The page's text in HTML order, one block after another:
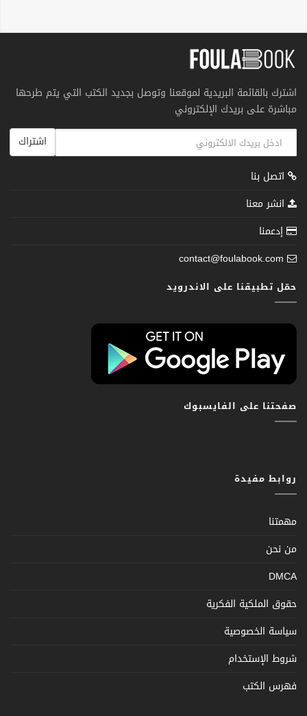
اشترك بالقائمة البريدية لموقعنا وتوصل بجديد الكتب التي يتم طرحها
مباشرة على بريدك الإلكتروني
اشتراك
اتصل بنا
انشر معنا
إدعمنا
contact@foulabook.com
حمّل تطبيقنا على الاندرويد
صفحتنا على الفايسبوك
روابط مفيدة
مهمتنا
من نحن
DMCA
حقوق الملكية الفكرية
سياسة الخصوصية
شروط الإستخدام
فهرس الكتب